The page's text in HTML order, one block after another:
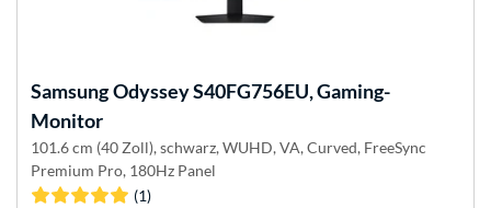
SamsungOdyssey S40FG756EU, Gaming-
Monitor
101.6 cm (40 Zoll), schwarz, WUHD, VA, Curved, FreeSync
Premium Pro, 180Hz Panel
(1)